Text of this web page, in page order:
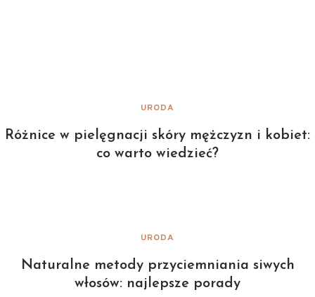
URODA
Różnice w pielęgnacji skóry mężczyzn i kobiet:
co warto wiedzieć?
URODA
Naturalne metody przyciemniania siwych
włosów: najlepsze porady